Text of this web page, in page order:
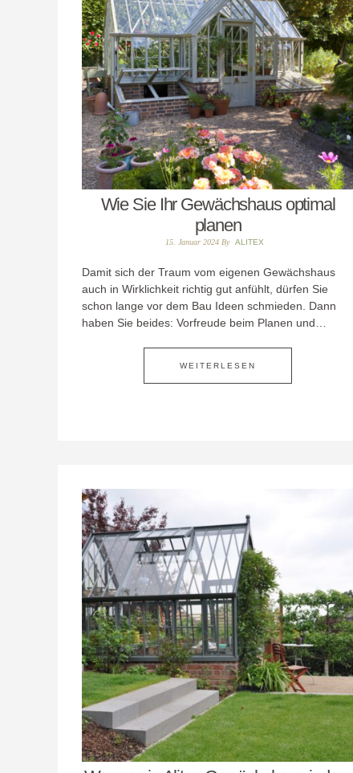
Wie Sie Ihr Gewächshaus optimal
planen
15. Januar 2024 By ALITEX
Damit sich der Traum vom eigenen Gewächshaus
auch in Wirklichkeit richtig gut anfühlt, dürfen Sie
schon lange vor dem Bau Ideen schmieden. Dann
haben Sie beides: Vorfreude beim Planen und…
WEITERLESEN